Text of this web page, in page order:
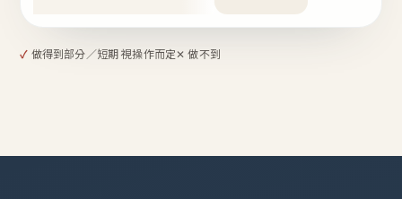
✓ 做得到部分／短期 視操作而定✕ 做不到